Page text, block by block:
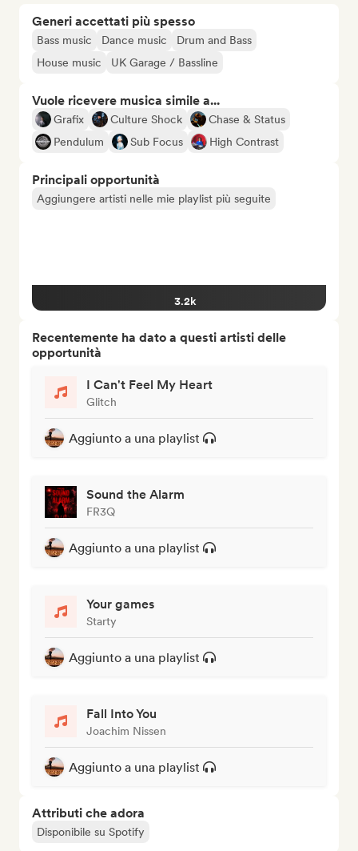
Generi accettati più spesso
Bass music Dance music
Drum and Bass
House music
UK Garage / Bassline
Vuole ricevere musica simile a...
Grafix Culture Shock
Chase & Status
Pendulum
Sub Focus High Contrast
Principali opportunità
Aggiungere artisti nelle mie playlist più seguite
3.2k
Recentemente ha dato a questi artisti delle
opportunità
I Can't Feel My Heart
Glitch
Aggiunto a una playlist
Sound the Alarm
FR3Q
Aggiunto a una playlist
Your games
Starty
Aggiunto a una playlist
Fall Into You
Joachim Nissen
Aggiunto a una playlist
Attributi che adora
Disponibile su Spotify